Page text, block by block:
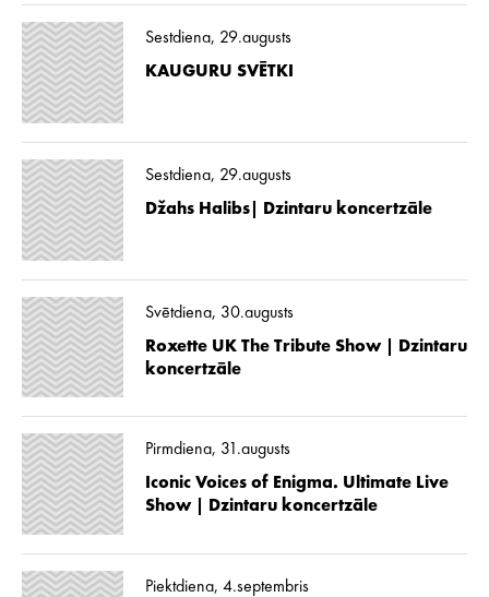
Sestdiena, 29.augusts
KAUGURU SVĒTKI
Sestdiena, 29.augusts
Džahs Halibs| Dzintaru koncertzāle
Svētdiena, 30.augusts
Roxette UK The Tribute Show | Dzintaru
koncertzāle
Pirmdiena, 31.augusts
Iconic Voices of Enigma. Ultimate Live
Show | Dzintaru koncertzāle
Piektdiena, 4.septembris